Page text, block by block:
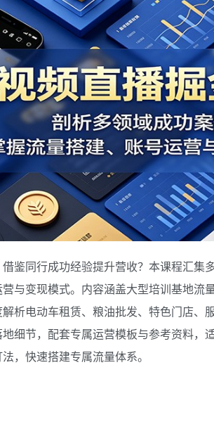
鉴同行成功经验提升营收？本课程汇集
与变现模式。内容涵盖大型培训基地流
析电动车租赁、粮油批发、特色门店、
细节，配套专属运营模板与参考资料，
，快速搭建专属流量体系。